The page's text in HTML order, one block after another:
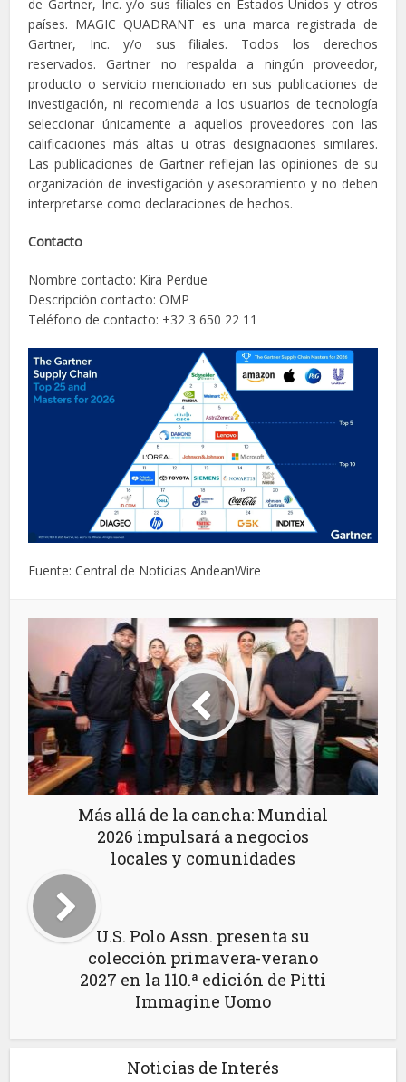
de Gartner, Inc. y/o sus filiales en Estados Unidos y otros
países. MAGIC QUADRANT es una marca registrada de
Gartner, Inc. y/o sus filiales. Todos los derechos
reservados. Gartner no respalda a ningún proveedor,
producto o servicio mencionado en sus publicaciones de
investigación, ni recomienda a los usuarios de tecnología
seleccionar únicamente a aquellos proveedores con las
calificaciones más altas u otras designaciones similares.
Las publicaciones de Gartner reflejan las opiniones de su
organización de investigación y asesoramiento y no deben
interpretarse como declaraciones de hechos.
Contacto
Nombre contacto: Kira Perdue
Descripción contacto: OMP
Teléfono de contacto: +32 3 650 22 11
Fuente: Central de Noticias AndeanWire
Más allá de la cancha: Mundial
2026 impulsará a negocios
locales y comunidades
U.S. Polo Assn. presenta su
colección primavera-verano
2027 en la 110.ª edición de Pitti
Immagine Uomo
Noticias de Interés